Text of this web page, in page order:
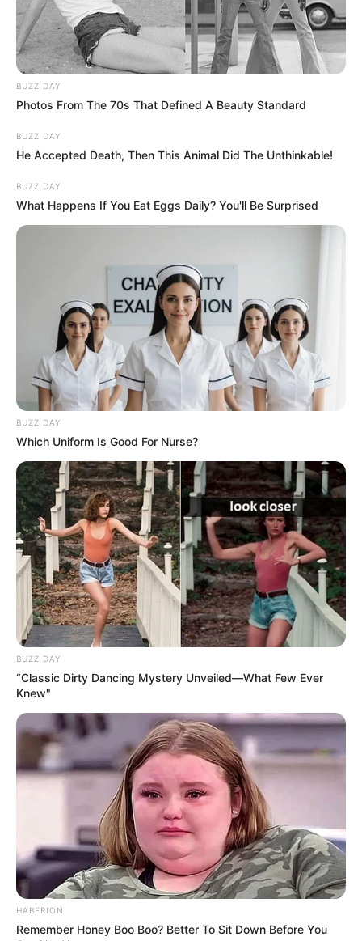
BUZZ DAY
Photos From The 70s That Defined A Beauty Standard
BUZZ DAY
He Accepted Death, Then This Animal Did The Unthinkable!
BUZZ DAY
What Happens If You Eat Eggs Daily? You'll Be Surprised
BUZZ DAY
Which Uniform Is Good For Nurse?
BUZZ DAY
“Classic Dirty Dancing Mystery Unveiled—What Few Ever
Knew"
HABERION
Remember Honey Boo Boo? Better To Sit Down Before You